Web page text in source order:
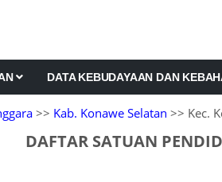
DATA KEBUDAYAAN DAN
>> Kab. Konawe Selatan >> Kec.
DAFTAR SATUAN